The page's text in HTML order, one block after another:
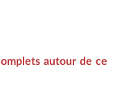
autour de ce